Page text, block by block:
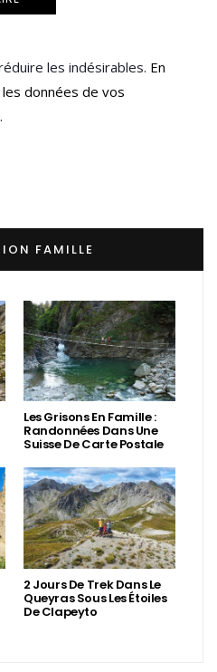
les indésirables. En
données de vos
.
FAMILLE
Les Grisons En Famille :
Randonnées Dans Une
Suisse De Carte Postale
2 Jours De Trek Dans Le
Queyras Sous Les Étoiles
De Clapeyto